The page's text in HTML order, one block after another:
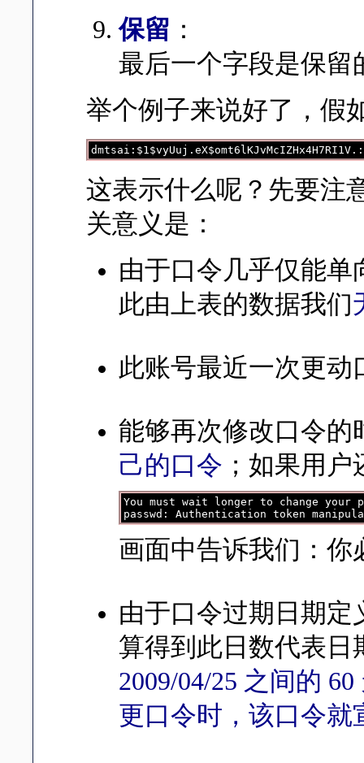
保留 ：
最后一个字段是保留
举个例子来说好了，假
这表示什么呢？先要注
关意义是：
由于口令几乎仅能
此由上表的数据我们
此账号最近一次更动
能够再次修改口令
己的口令 ；如果用
You must wait longer to change your
画面中告诉我们：你
由于口令过期日期定
算得到此日数代表日
2009/04/25 之间的
更口令时，该口令就